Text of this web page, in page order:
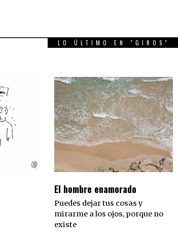
LO ÚLTIMO EN "GIROS"
El hombre enamorado
Puedes dejar tus cosas y
mirarme a los ojos, porque no
existe